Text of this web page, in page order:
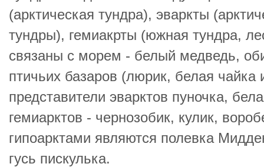
(арктическая тундра), эваркты
тундры), гемиакрты (южная тундра,
связаны с морем - белый медведь,
птичьих базаров (люрик, белая чайка
представители эварктов пуночка,
гемиарктов - чернозобик, кулик,
гипоарктами являются полевка
гусь пискулька.